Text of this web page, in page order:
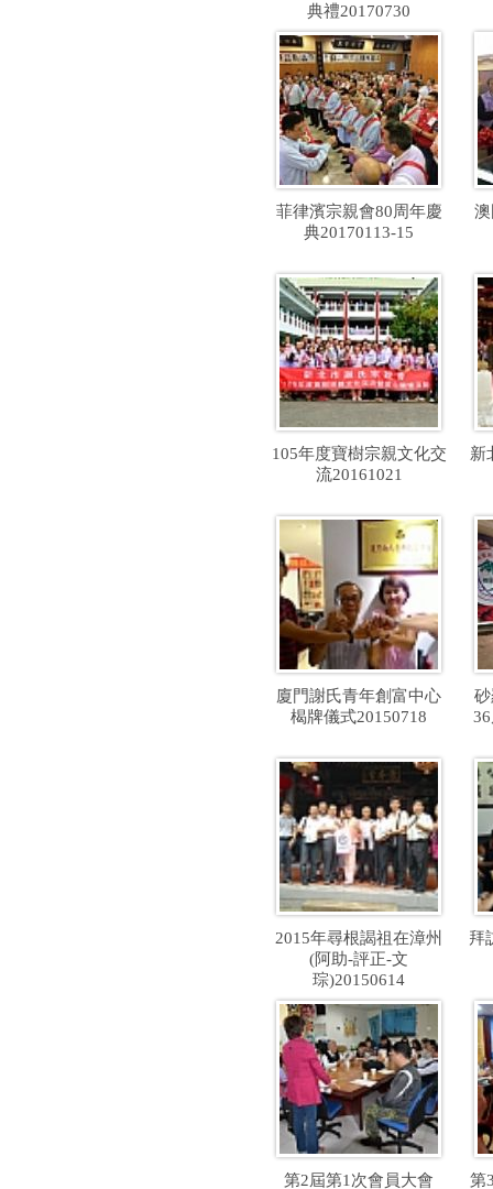
典禮20170730
菲律濱宗親會80周年慶
典20170113-15
105年度寶樹宗親文化交
流20161021
新
廈門謝氏青年創富中心
楬牌儀式20150718
2015年尋根謁祖在漳州
(阿助-評正-文
琮)20150614
拜
第2屆第1次會員大會 第